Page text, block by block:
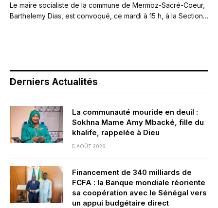
Le maire socialiste de la commune de Mermoz-Sacré-Coeur,
Barthelemy Dias, est convoqué, ce mardi à 15 h, à la Section…
Derniers Actualités
La communauté mouride en deuil :
Sokhna Mame Amy Mbacké, fille du
khalife, rappelée à Dieu
5 AOÛT 2026
Financement de 340 milliards de
FCFA : la Banque mondiale réoriente
sa coopération avec le Sénégal vers
un appui budgétaire direct